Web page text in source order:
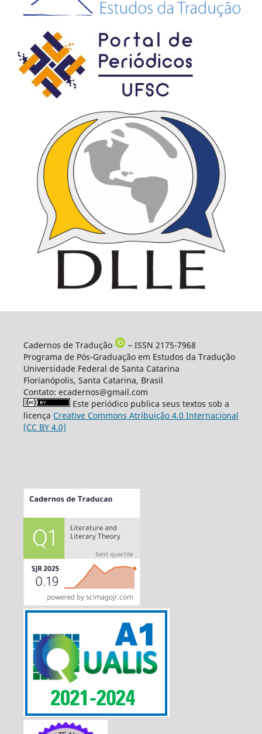
Cadernos de Tradução
– ISSN 2175-7968
Programa de Pós-Graduação em Estudos da Tradução
Universidade Federal de Santa Catarina
Florianópolis, Santa Catarina, Brasil
Contato: ecadernos@gmail.com
Este periódico publica seus textos sob a
licença Creative Commons Atribuição 4.0 Internacional
(CC BY 4.0)